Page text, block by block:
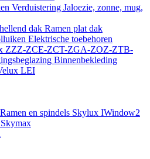
Verduistering Jaloezie, zonne, mug,
dak Ramen plat dak
Elektrische toebehoren
ZZZ-ZCE-ZCT-ZGA-ZOZ-ZTB-
Binnenbekleding
LEI
Ramen en spindels Skylux IWindow2
Skymax